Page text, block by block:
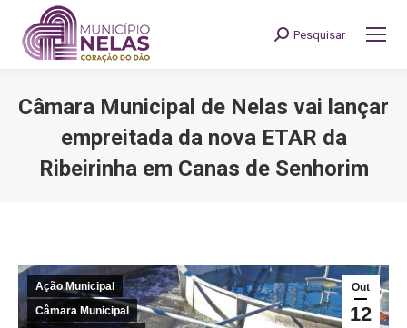
Search:
Pesquisar
Câmara Municipal de Nelas vai lançar
empreitada da nova ETAR da
Ribeirinha em Canas de Senhorim
Out
12
Ação Municipal
Câmara Municipal